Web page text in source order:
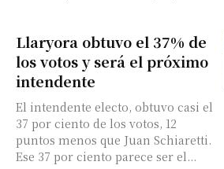
Llaryora obtuvo el 37% de
los votos y será el próximo
intendente
El intendente electo, obtuvo casi el
37 por ciento de los votos, 12
puntos menos que Juan Schiaretti.
Ese 37 por ciento parece ser el...